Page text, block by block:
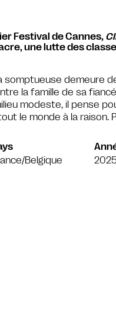
Festival de Cannes,
une lutte des
somptueuse demeure
la famille de sa
modeste, il pense
le monde à la raison.
Belgique